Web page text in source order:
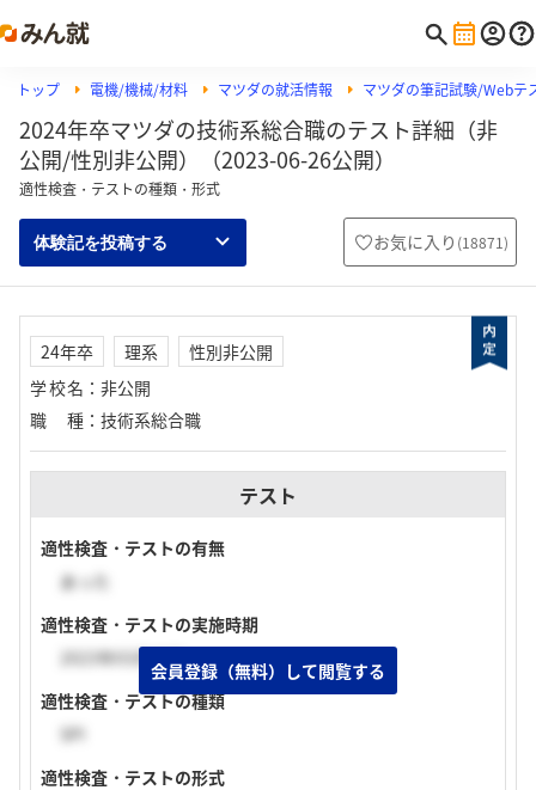
トップ 電機/機械/材料 マツダの就活情報 マツダの筆記試験/Webテ
2024年卒マツダの技術系総合職のテスト詳細（非
公開/性別非公開）（2023-06-26公開）
適性検査・テストの種類・形式
体験記を投稿する お気に入り (18871)
24年卒 理系
性別非公開
学校名 ： 非公開
職種 ： 技術系総合職
テスト
適性検査・テストの有無
あった
適性検査・テストの実施時期
2023年03月中旬
適性検査・テストの種類
SPI
適性検査・テストの形式
会員登録（無料）して閲覧する